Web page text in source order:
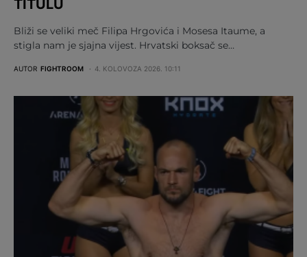
TITULU
Bliži se veliki meč Filipa Hrgovića i Mosesa Itaume, a
stigla nam je sjajna vijest. Hrvatski boksač se…
AUTOR FIGHTROOM 4. KOLOVOZA 2026. 10:11